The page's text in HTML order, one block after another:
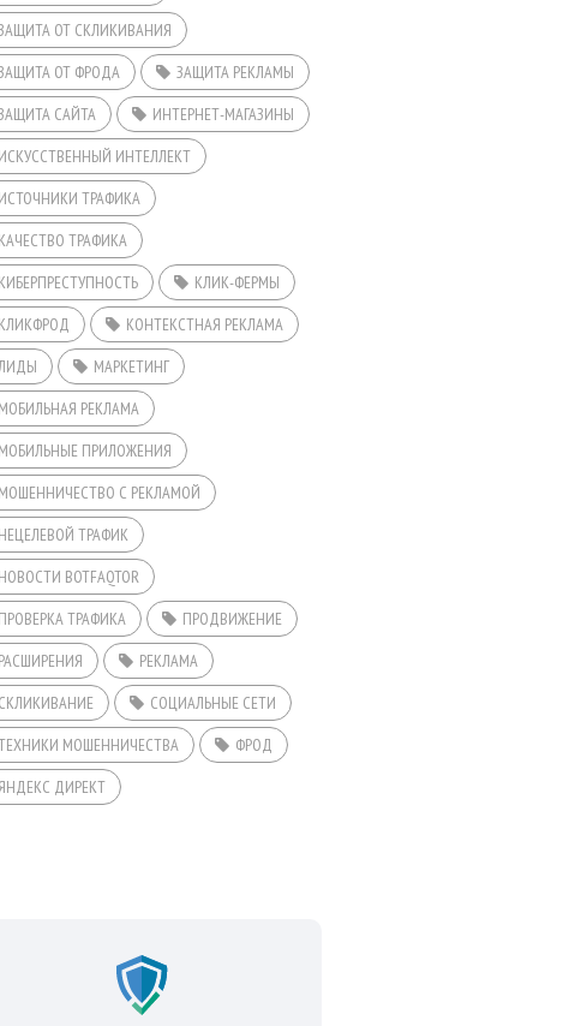
ОТ СКЛИКИВАНИЯ
ОТ ФРОДА
ЗАЩИТА РЕКЛАМЫ
САЙТА
ИНТЕРНЕТ-МАГАЗИНЫ
ИСКУССТВЕННЫЙ ИНТЕЛЛЕКТ
ИСТОЧНИКИ ТРАФИКА
КАЧЕСТВО ТРАФИКА
КИБЕРПРЕСТУПНОСТЬ
КЛИК-ФЕРМЫ
КЛИКФРОД
КОНТЕКСТНАЯ РЕКЛАМА
МАРКЕТИНГ
МОБИЛЬНАЯ РЕКЛАМА
МОБИЛЬНЫЕ ПРИЛОЖЕНИЯ
МОШЕННИЧЕСТВО С РЕКЛАМОЙ
НЕЦЕЛЕВОЙ ТРАФИК
НОВОСТИ BOTFAQTOR
ПРОВЕРКА ТРАФИКА
ПРОДВИЖЕНИЕ
РАСШИРЕНИЯ
РЕКЛАМА
СКЛИКИВАНИЕ
СОЦИАЛЬНЫЕ СЕТИ
МОШЕННИЧЕСТВА
ФРОД
ДИРЕКТ